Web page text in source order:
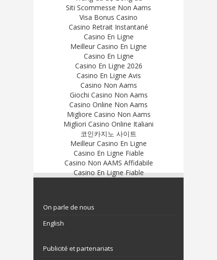
Siti Scommesse Non Aams
Visa Bonus Casino
Casino Retrait Instantané
Casino En Ligne
Meilleur Casino En Ligne
Casino En Ligne
Casino En Ligne 2026
Casino En Ligne Avis
Casino Non Aams
Giochi Casino Non Aams
Casino Online Non Aams
Migliore Casino Non Aams
Migliori Casino Online Italiani
코인카지노 사이트
Meilleur Casino En Ligne
Casino En Ligne Fiable
Casino Non AAMS Affidabile
Casino En Ligne Fiable
On parle de nous
English
Publicité et partenariats